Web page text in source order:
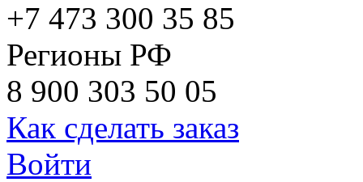
+7 473 300 35 85
Регионы РФ
8 900 303 50 05
Как сделать заказ
Войти